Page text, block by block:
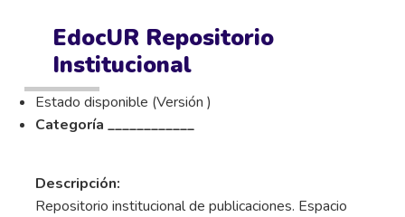
EdocUR Repositorio
Institucional
Estado disponible (Versión )
Categoría ____________
Descripción:
Repositorio institucional de publicaciones. Espacio